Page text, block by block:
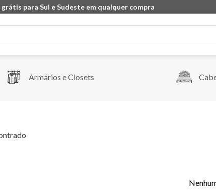
grátis para Sul e Sudeste em qualquer compra
Armários e Closets